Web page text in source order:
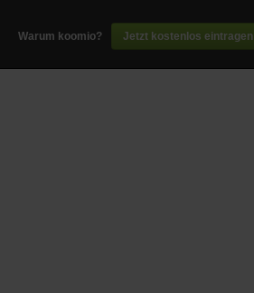
Warum koomio? Jetzt kostenlos eintragen